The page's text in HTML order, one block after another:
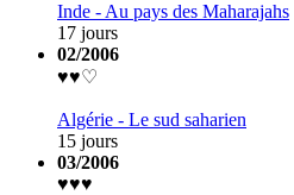
Inde - Au pays des Maharajahs
17 jours
02/2006
♥♥♡
Algérie - Le sud saharien
15 jours
03/2006
♥♥♥